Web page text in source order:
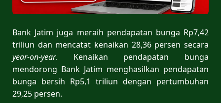
Bank Jatim juga meraih pendapatan bunga Rp7,42
triliun dan mencatat kenaikan 28,36 persen secara
year-on-year. Kenaikan pendapatan bunga
mendorong Bank Jatim menghasilkan pendapatan
bunga bersih Rp5,1 triliun dengan pertumbuhan
29,25 persen.